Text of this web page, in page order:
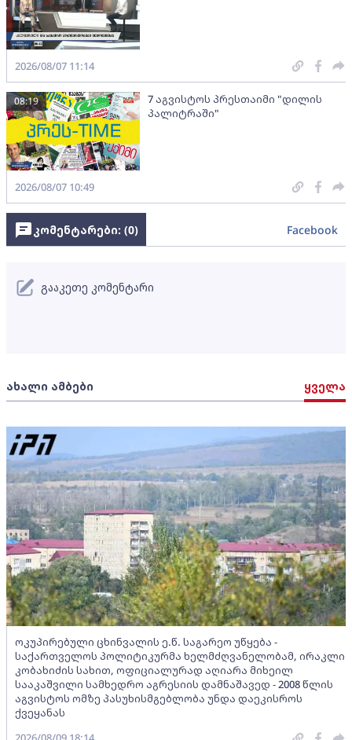
2026/08/07 11:14
7 აგვისტოს პრესთაიმი "დილის
პალიტრაში"
08:19
2026/08/07 10:49
ახალი ამბები ყველა
ოკუპირებული ცხინვალის ე.წ. საგარეო უწყება -
საქართველოს პოლიტიკურმა ხელმძღვანელობამ, ირაკლი
კობახიძის სახით, ოფიციალურად აღიარა მიხეილ
სააკაშვილი სამხედრო აგრესიის დამნაშავედ - 2008 წლის
აგვისტოს ომზე პასუხისმგებლობა უნდა დაეკისროს
ქვეყანას
კომენტარები: (0) Facebook
გააკეთე კომენტარი